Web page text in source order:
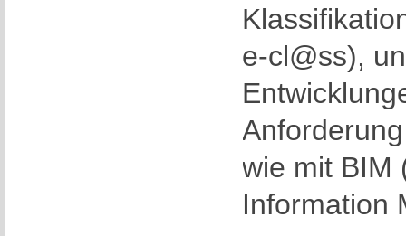
e-cl@ss),
wie mit BIM
Information